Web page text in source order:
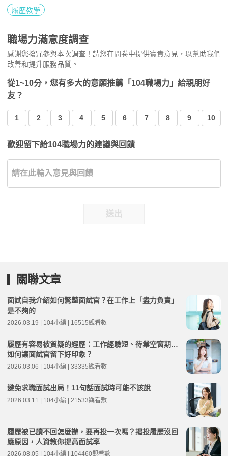
履歷教學
職場力滿意度調查
感謝您撥冗參與本次調查！請您在問卷中提供寶貴意見，以幫助我們
改善和提升服務品質。
從1~10分，您有多大的意願推薦「104職場力」給親朋好
友？
1 2 3 4 5 6 7 8 9 10
歡迎留下給104職場力的建議與回饋
送出
關聯文章
面試自我介紹如何驚豔面試官？在工作上「盡力負責」
是不夠的
2026.03.19 | 104小編 | 16515觀看數
履歷有容易被質疑的經歷：工作經驗短、待業空窗期…
如何讓面試官留下好印象？
2026.03.06 | 104小編 | 33335觀看數
避免求職面試出局！11句話面試時可能不該說
2026.03.11 | 104小編 | 21533觀看數
履歷被已讀不回怎麼辦，要再投一次嗎？揭投履歷沒回
應原因，人資教你提高面試率
2026.08.05 | 104小編 | 104460觀看數